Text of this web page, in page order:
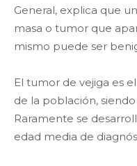
General, explica que
masa o tumor que
mismo puede ser
El tumor de vejiga es
de la población,
Raramente se
edad media de